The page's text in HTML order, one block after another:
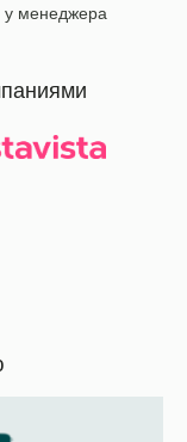
у менеджера